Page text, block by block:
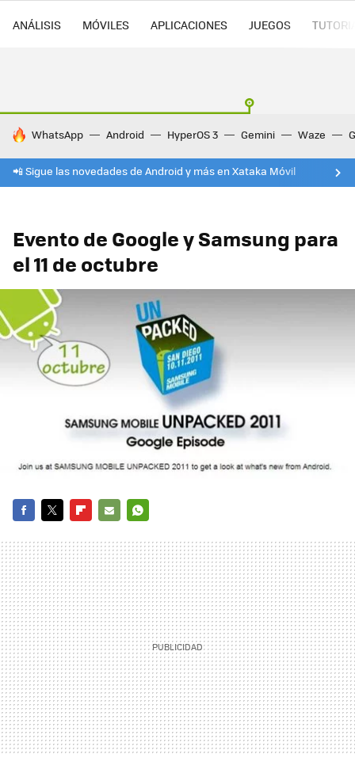
ANÁLISIS MÓVILES APLICACIONES JUEGOS
HOY SE HABLA DE
WhatsApp Android HyperOS 3 Gemini Waze
📲 Sigue las novedades de Android y más en Xataka Móvil
Evento de Google y Samsung para
el 11 de octubre
MAIL